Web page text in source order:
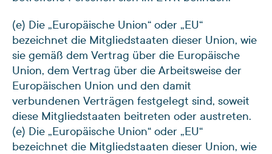
(e) Die „Europäische Union“ oder „EU“
bezeichnet die Mitgliedstaaten dieser Union, wie
sie gemäß dem Vertrag über die Europäische
Union, dem Vertrag über die Arbeitsweise der
Europäischen Union und den damit
verbundenen Verträgen festgelegt sind, soweit
diese Mitgliedstaaten beitreten oder austreten.
(e) Die „Europäische Union“ oder „EU“
bezeichnet die Mitgliedstaaten dieser Union, wie